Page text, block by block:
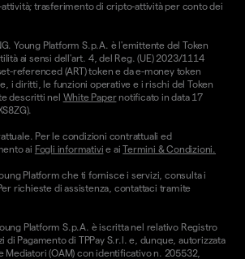
trasferimento di cripto-attività per conto dei
Young Platform S.p.A. è l'emittente del Token
ai sensi dell'art. 4, del Reg. (UE) 2023/1114
referenced (ART) token e da e-money token
i diritti, le funzioni operative e i rischi del Token
descritti nel White Papernotificato in data 17
Per le condizioni contrattuali ed
ai Fogli informativi e aiTermini & Condizioni.
Platform che ti fornisce i servizi, consulta i
richieste di assistenza, contattaci tramite
Platform S.p.A. è iscritta nel relativo Registro
di Pagamento di TPPay S.r.l. e, dunque, autorizzata
Mediatori (OAM) con identificativo n. 205532,